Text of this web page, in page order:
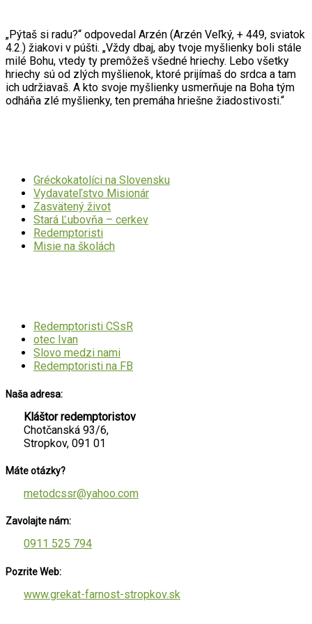
„Pýtaš si radu?“ odpovedal Arzén (Arzén Veľký, + 449, sviatok
4.2.) žiakovi v púšti. „Vždy dbaj, aby tvoje myšlienky boli stále
milé Bohu, vtedy ty premôžeš všedné hriechy. Lebo všetky
hriechy sú od zlých myšlienok, ktoré prijímaš do srdca a tam
ich udržiavaš. A kto svoje myšlienky usmerňuje na Boha tým
odháňa zlé myšlienky, ten premáha hriešne žiadostivosti.“
Gréckokatolíci na Slovensku
Vydavateľstvo Misionár
Zasvätený život
Stará Ľubovňa – cerkev
Redemptoristi
Misie na školách
Redemptoristi CSsR
otec Ivan
Slovo medzi nami
Redemptoristi na FB
Naša adresa:
Kláštor redemptoristov
Chotčanská 93/6,
Stropkov, 091 01
Máte otázky?
metodcssr@yahoo.com
Zavolajte nám:
0911 525 794
Pozrite Web:
www.grekat-farnost-stropkov.sk